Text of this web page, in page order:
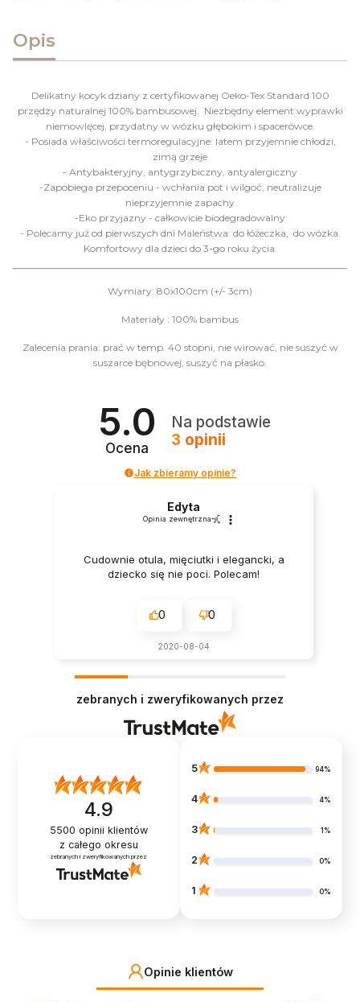
Opis
Delikatny kocyk dziany z certyfikowanej Oeko-Tex Standard 100
przędzy naturalnej 100% bambusowej. Niezbędny element wyprawki
niemowlęcej, przydatny w wózku głębokim i spacerówce.
- Posiada właściwości termoregulacyjne: latem przyjemnie chłodzi,
zimą grzeje
- Antybakteryjny, antygrzybiczny, antyalergiczny
-Zapobiega przepoceniu - wchłania pot i wilgoć, neutralizuje
nieprzyjemnie zapachy
-Eko przyjazny - całkowicie biodegradowalny
- Polecamy już od pierwszych dni Maleństwa: do łóżeczka, do wózka.
Komfortowy dla dzieci do 3-go roku życia.
Wymiary: 80x100cm (+/- 3cm)
Materiały : 100% bambus
Zalecenia prania: prać w temp. 40 stopni, nie wirować, nie suszyć w
suszarce bębnowej, suszyć na płasko.
5.0
Ocena
Na podstawie
3 opinii
Jak zbieramy opinie?
Edyta
Opinia zewnętrzna
Cudownie otula, mięciutki i elegancki, a
dziecko się nie poci. Polecam!
0 0
2020-08-04
zebranych i zweryfikowanych przez
4.9
5500 opinii klientów
z całego okresu
zebranych i zweryfikowanych przez
5 94%
4 4%
3 1%
2 0%
1 0%
Opinie klientów